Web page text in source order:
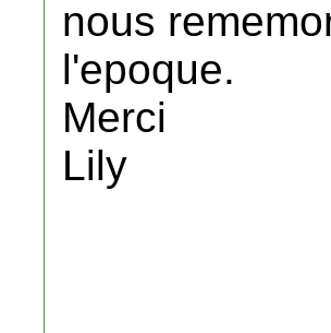
nous
l'epoque.
Merci
Lily